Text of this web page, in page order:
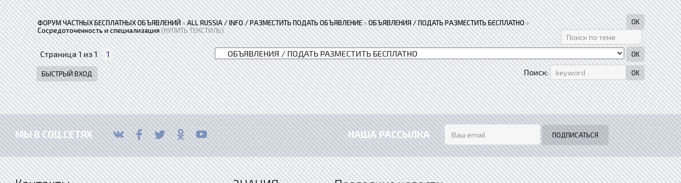
ФОРУМ ЧАСТНЫХ БЕСПЛАТНЫХ ОБЪЯВЛЕНИЙ»ALL RUSSIA / INFO / РАЗМЕСТИТЬ ПОДАТЬ ОБЪЯВЛЕНИЕ»ОБЪЯВЛЕНИЯ / ПОДАТЬ РАЗМЕСТИТЬ БЕСПЛАТНО»
Сосредоточенность и специализация(КУПИТЬ ТЕКСТИЛЬ)
Страница1из1
1
Поиск:
МЫ В СОЦ.СЕТЯХ НАША РАССЫЛКА